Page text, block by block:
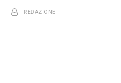
REDAZIONE